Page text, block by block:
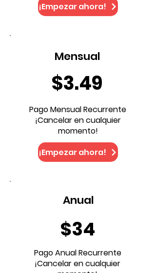
¡Empezar ahora!
Mensual
$3.49
Pago Mensual Recurrente
¡Cancelar en cualquier
momento!
¡Empezar ahora!
Anual
$34
Pago Anual Recurrente
¡Cancelar en cualquier